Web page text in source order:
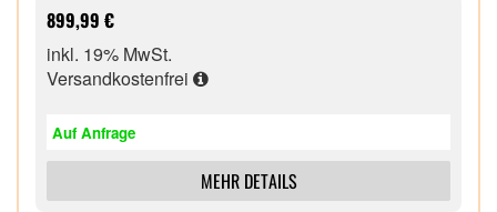
besser zu lesen.³ Und du kannst es sogar als
Taschenlampe benutzen
BATTERIELAUFZEIT FÜR MEHRERE TAGE – Bis
zu 42 Stunden bei normaler Nutzung und bis zu 72
mit durchgehenden GPS Abfragen und
Herzfrequenzmessungen für bis zu 20 Stunden im
899,99 €
inkl. 19% MwSt.
Versandkostenfrei
Auf Anfrage
MEHR DETAILS